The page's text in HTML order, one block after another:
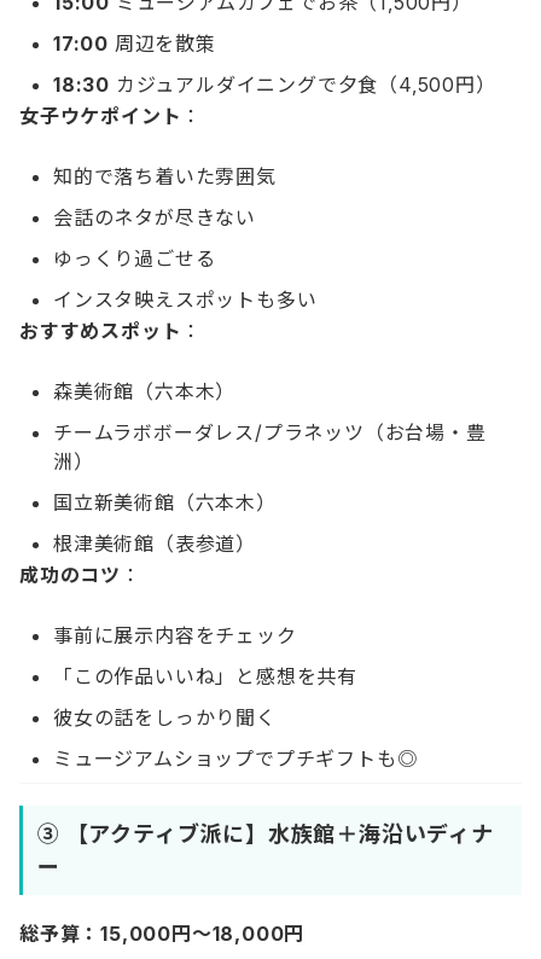
17:00 周辺を散策
18:30 カジュアルダイニングで夕食（4,500円）
女子ウケポイント ：
知的で落ち着いた雰囲気
会話のネタが尽きない
ゆっくり過ごせる
インスタ映えスポットも多い
おすすめスポット ：
森美術館（六本木）
チームラボボーダレス/プラネッツ（お台場・豊
洲）
国立新美術館（六本木）
根津美術館（表参道）
成功のコツ ：
事前に展示内容をチェック
「この作品いいね」と感想を共有
彼女の話をしっかり聞く
ミュージアムショップでプチギフトも◎
③ 【アクティブ派に】水族館＋海沿いディナ
ー
総予算：15,000円〜18,000円